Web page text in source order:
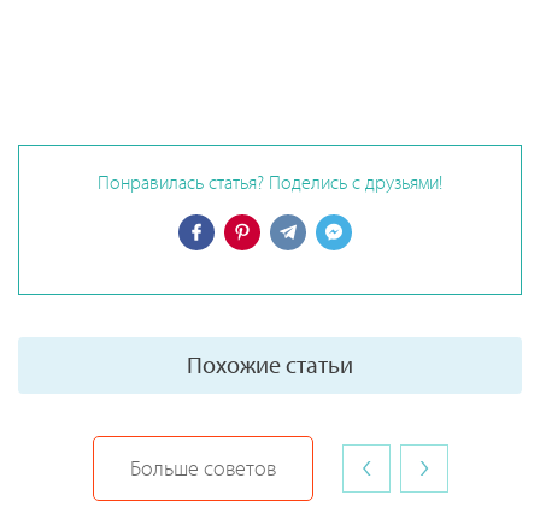
Понравилась статья? Поделись с друзьями!
Похожие статьи
Больше советов ‹ ›